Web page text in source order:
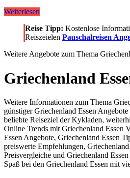
Santorini
beliebte
Reiseziel
Kykladen
Weiterlesen
Reise Tipp: Kostenlose
Reiszeielen Pauschalreisen
Weitere Angebote zum Thema
Griechenland
Weitere Informationen zum Thema
günstiger Griechenland Essen
beliebte Reiseziel der Kykladen,
Online Trends mit Griechenland Essen
Essen Angebote, Griechenland Essen
preiswerte Empfehlungen,
Preisvergleiche und Griechenland
Spaß bei den Griechenland Essen mit